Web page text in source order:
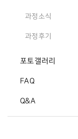
과정소식
과정후기
포토갤러리
FAQ
Q&A